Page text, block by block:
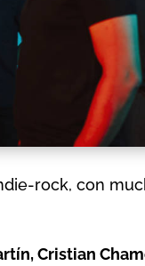
rock, con
Cristian